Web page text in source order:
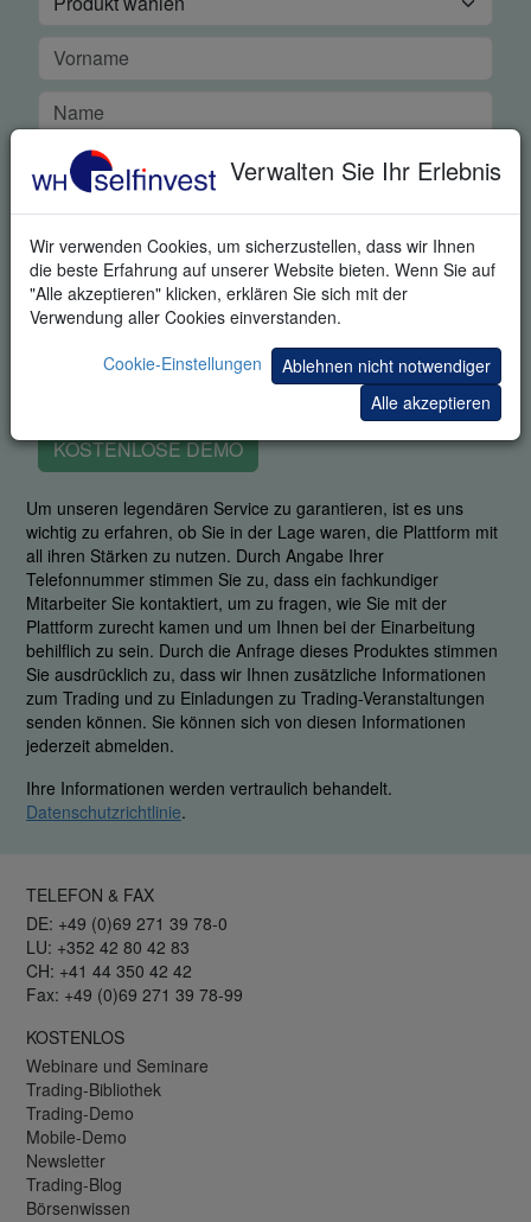
Verwalten Sie Ihr Erlebnis
Wir verwenden Cookies, um sicherzustellen, dass wir Ihnen
die beste Erfahrung auf unserer Website bieten. Wenn Sie auf
"Alle akzeptieren" klicken, erklären Sie sich mit der
Verwendung aller Cookies einverstanden.
Cookie-Einstellungen
Ablehnen nicht notwendiger
Alle akzeptieren
KOSTENLOSE DEMO
Um unseren legendären Service zu garantieren, ist es uns
wichtig zu erfahren, ob Sie in der Lage waren, die Plattform mit
all ihren Stärken zu nutzen. Durch Angabe Ihrer
Telefonnummer stimmen Sie zu, dass ein fachkundiger
Mitarbeiter Sie kontaktiert, um zu fragen, wie Sie mit der
Plattform zurecht kamen und um Ihnen bei der Einarbeitung
behilflich zu sein. Durch die Anfrage dieses Produktes stimmen
Sie ausdrücklich zu, dass wir Ihnen zusätzliche Informationen
zum Trading und zu Einladungen zu Trading-Veranstaltungen
senden können. Sie können sich von diesen Informationen
jederzeit abmelden.
Ihre Informationen werden vertraulich behandelt.
Datenschutzrichtlinie.
TELEFON & FAX
DE: +49 (0)69 271 39 78-0
LU: +352 42 80 42 83
CH: +41 44 350 42 42
Fax: +49 (0)69 271 39 78-99
KOSTENLOS
Webinare und Seminare
Trading-Bibliothek
Trading-Demo
Mobile-Demo
Newsletter
Trading-Blog
Börsenwissen